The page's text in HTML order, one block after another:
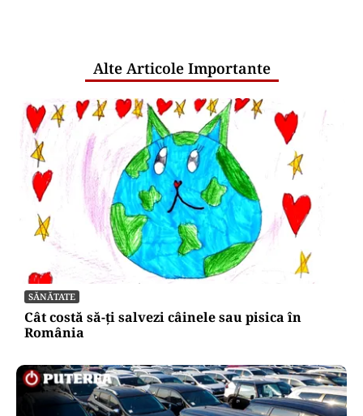
Alte Articole Importante
SĂNĂTATE
Cât costă să-ți salvezi câinele sau pisica în
România